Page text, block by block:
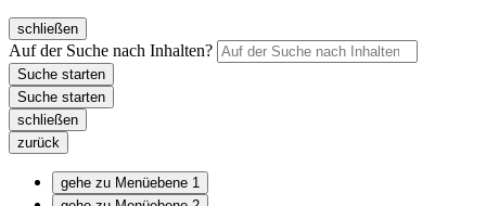
schließen
Auf der Suche nach Inhalten?
schließen
zurück
gehe zu Menüebene 1